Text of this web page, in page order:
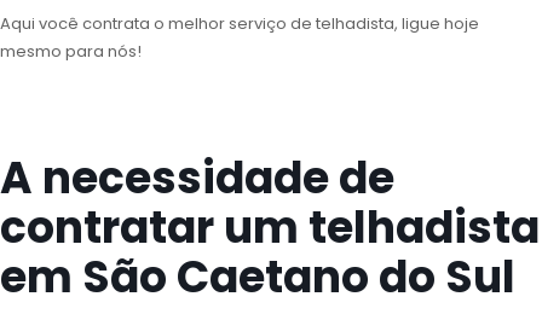
Aqui você contrata o melhor serviço de telhadista, ligue hoje
mesmo para nós!
A necessidade de
contratar um telhadista
em São Caetano do Sul